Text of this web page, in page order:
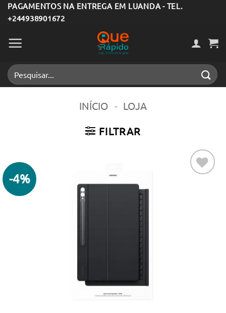
Skip
to
content
PAGAMENTOS NA ENTREGA EM LUANDA - TEL.
+244938901672
Pesquisar
por:
INÍCIO - LOJA
FILTRAR
-4%